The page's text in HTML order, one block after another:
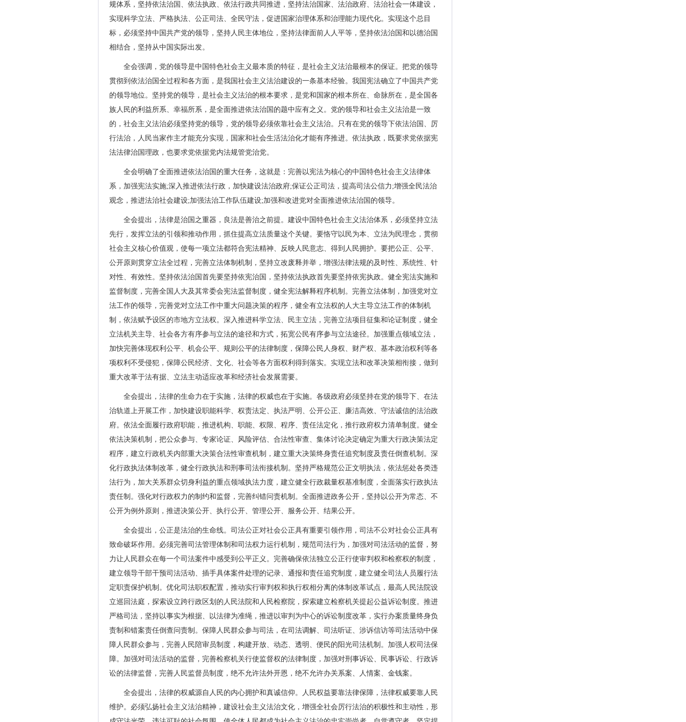
规体系，坚持依法治国、依法执政、依法行政共同推进，坚持法治国家、法治政府、法治社会一体建设，
实现科学立法、严格执法、公正司法、全民守法，促进国家治理体系和治理能力现代化。实现这个总目
标，必须坚持中国共产党的领导，坚持人民主体地位，坚持法律面前人人平等，坚持依法治国和以德治国
相结合，坚持从中国实际出发。
全会强调，党的领导是中国特色社会主义最本质的特征，是社会主义法治最根本的保证。把党的领导
贯彻到依法治国全过程和各方面，是我国社会主义法治建设的一条基本经验。我国宪法确立了中国共产党
的领导地位。坚持党的领导，是社会主义法治的根本要求，是党和国家的根本所在、命脉所在，是全国各
族人民的利益所系、幸福所系，是全面推进依法治国的题中应有之义。党的领导和社会主义法治是一致
的，社会主义法治必须坚持党的领导，党的领导必须依靠社会主义法治。只有在党的领导下依法治国、厉
行法治，人民当家作主才能充分实现，国家和社会生活法治化才能有序推进。依法执政，既要求党依据宪
法法律治国理政，也要求党依据党内法规管党治党。
全会明确了全面推进依法治国的重大任务，这就是：完善以宪法为核心的中国特色社会主义法律体
系，加强宪法实施;深入推进依法行政，加快建设法治政府;保证公正司法，提高司法公信力;增强全民法治
观念，推进法治社会建设;加强法治工作队伍建设;加强和改进党对全面推进依法治国的领导。
全会提出，法律是治国之重器，良法是善治之前提。建设中国特色社会主义法治体系，必须坚持立法
先行，发挥立法的引领和推动作用，抓住提高立法质量这个关键。要恪守以民为本、立法为民理念，贯彻
社会主义核心价值观，使每一项立法都符合宪法精神、反映人民意志、得到人民拥护。要把公正、公平、
公开原则贯穿立法全过程，完善立法体制机制，坚持立改废释并举，增强法律法规的及时性、系统性、针
对性、有效性。坚持依法治国首先要坚持依宪治国，坚持依法执政首先要坚持依宪执政。健全宪法实施和
监督制度，完善全国人大及其常委会宪法监督制度，健全宪法解释程序机制。完善立法体制，加强党对立
法工作的领导，完善党对立法工作中重大问题决策的程序，健全有立法权的人大主导立法工作的体制机
制，依法赋予设区的市地方立法权。深入推进科学立法、民主立法，完善立法项目征集和论证制度，健全
立法机关主导、社会各方有序参与立法的途径和方式，拓宽公民有序参与立法途径。加强重点领域立法，
加快完善体现权利公平、机会公平、规则公平的法律制度，保障公民人身权、财产权、基本政治权利等各
项权利不受侵犯，保障公民经济、文化、社会等各方面权利得到落实。实现立法和改革决策相衔接，做到
重大改革于法有据、立法主动适应改革和经济社会发展需要。
全会提出，法律的生命力在于实施，法律的权威也在于实施。各级政府必须坚持在党的领导下、在法
治轨道上开展工作，加快建设职能科学、权责法定、执法严明、公开公正、廉洁高效、守法诚信的法治政
府。依法全面履行政府职能，推进机构、职能、权限、程序、责任法定化，推行政府权力清单制度。健全
依法决策机制，把公众参与、专家论证、风险评估、合法性审查、集体讨论决定确定为重大行政决策法定
程序，建立行政机关内部重大决策合法性审查机制，建立重大决策终身责任追究制度及责任倒查机制。深
化行政执法体制改革，健全行政执法和刑事司法衔接机制。坚持严格规范公正文明执法，依法惩处各类违
法行为，加大关系群众切身利益的重点领域执法力度，建立健全行政裁量权基准制度，全面落实行政执法
责任制。强化对行政权力的制约和监督，完善纠错问责机制。全面推进政务公开，坚持以公开为常态、不
公开为例外原则，推进决策公开、执行公开、管理公开、服务公开、结果公开。
全会提出，公正是法治的生命线。司法公正对社会公正具有重要引领作用，司法不公对社会公正具有
致命破坏作用。必须完善司法管理体制和司法权力运行机制，规范司法行为，加强对司法活动的监督，努
力让人民群众在每一个司法案件中感受到公平正义。完善确保依法独立公正行使审判权和检察权的制度，
建立领导干部干预司法活动、插手具体案件处理的记录、通报和责任追究制度，建立健全司法人员履行法
定职责保护机制。优化司法职权配置，推动实行审判权和执行权相分离的体制改革试点，最高人民法院设
立巡回法庭，探索设立跨行政区划的人民法院和人民检察院，探索建立检察机关提起公益诉讼制度。推进
严格司法，坚持以事实为根据、以法律为准绳，推进以审判为中心的诉讼制度改革，实行办案质量终身负
责制和错案责任倒查问责制。保障人民群众参与司法，在司法调解、司法听证、涉诉信访等司法活动中保
障人民群众参与，完善人民陪审员制度，构建开放、动态、透明、便民的阳光司法机制。加强人权司法保
障。加强对司法活动的监督，完善检察机关行使监督权的法律制度，加强对刑事诉讼、民事诉讼、行政诉
讼的法律监督，完善人民监督员制度，绝不允许法外开恩，绝不允许办关系案、人情案、金钱案。
全会提出，法律的权威源自人民的内心拥护和真诚信仰。人民权益要靠法律保障，法律权威要靠人民
维护。必须弘扬社会主义法治精神，建设社会主义法治文化，增强全社会厉行法治的积极性和主动性，形